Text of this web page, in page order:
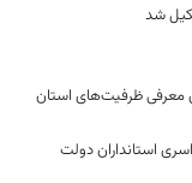
معرفی ظرفیت‌های استان
استانداران دولت